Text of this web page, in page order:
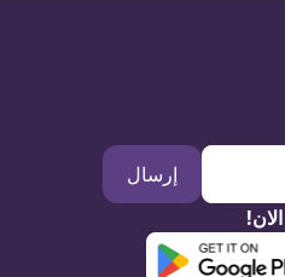
إرسال